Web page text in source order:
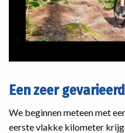
Een zeer
We beginnen meteen met
eerste vlakke kilometer